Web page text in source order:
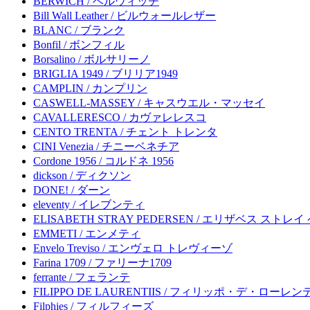
Bill Wall Leather / ビルウォールレザー
BLANC / ブランク
Bonfil / ボンフィル
Borsalino / ボルサリーノ
BRIGLIA 1949 / ブリリア1949
CAMPLIN / カンプリン
CASWELL-MASSEY / キャスウエル・マッセイ
CAVALLERESCO / カヴァレレスコ
CENTO TRENTA / チェント トレンタ
CINI Venezia / チニーベネチア
Cordone 1956 / コルドネ 1956
dickson / ディクソン
DONE! / ダーン
eleventy / イレブンティ
ELISABETH STRAY PEDERSEN / エリザベス ストレイ
EMMETI / エンメティ
Envelo Treviso / エンヴェロ トレヴィーゾ
Farina 1709 / ファリーナ1709
ferrante / フェランテ
FILIPPO DE LAURENTIIS / フィリッポ・デ・ローレン
Filphies / フィルフィーズ